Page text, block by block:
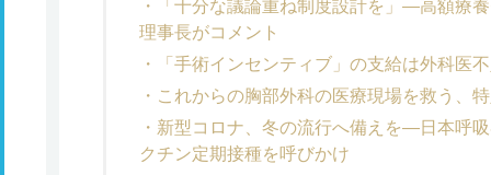
「十分な議論重ね制度設計を」―高額療
理事長がコメント
「手術インセンティブ」の支給は外科医
これからの胸部外科の医療現場を救う、
新型コロナ、冬の流行へ備えを―日本呼
クチン定期接種を呼びかけ